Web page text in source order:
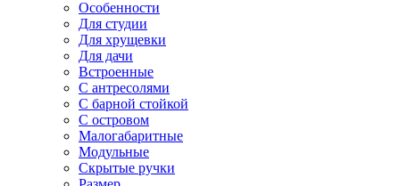
Особенности
Для студии
Для хрущевки
Для дачи
Встроенные
С антресолями
С барной стойкой
С островом
Малогабаритные
Модульные
Скрытые ручки